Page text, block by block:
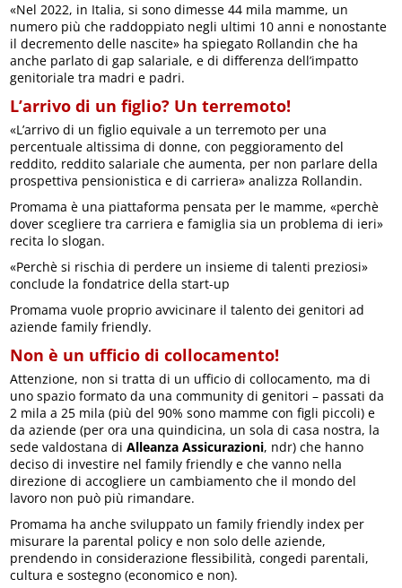
«Nel 2022, in Italia, si sono dimesse 44 mila mamme, un
numero più che raddoppiato negli ultimi 10 anni e nonostante
il decremento delle nascite» ha spiegato Rollandin che ha
anche parlato di gap salariale, e di differenza dell’impatto
genitoriale tra madri e padri.
L’arrivo di un figlio? Un terremoto!
«L’arrivo di un figlio equivale a un terremoto per una
percentuale altissima di donne, con peggioramento del
reddito, reddito salariale che aumenta, per non parlare della
prospettiva pensionistica e di carriera» analizza Rollandin.
Promama è una piattaforma pensata per le mamme, «perchè
dover scegliere tra carriera e famiglia sia un problema di ieri»
recita lo slogan.
«Perchè si rischia di perdere un insieme di talenti preziosi»
conclude la fondatrice della start-up
Promama vuole proprio avvicinare il talento dei genitori ad
aziende family friendly.
Non è un ufficio di collocamento!
Attenzione, non si tratta di un ufficio di collocamento, ma di
uno spazio formato da una community di genitori – passati da
2 mila a 25 mila (più del 90% sono mamme con figli piccoli) e
da aziende (per ora una quindicina, un sola di casa nostra, la
sede valdostana di Alleanza Assicurazioni, ndr) che hanno
deciso di investire nel family friendly e che vanno nella
direzione di accogliere un cambiamento che il mondo del
lavoro non può più rimandare.
Promama ha anche sviluppato un family friendly index per
misurare la parental policy e non solo delle aziende,
prendendo in considerazione flessibilità, congedi parentali,
cultura e sostegno (economico e non).